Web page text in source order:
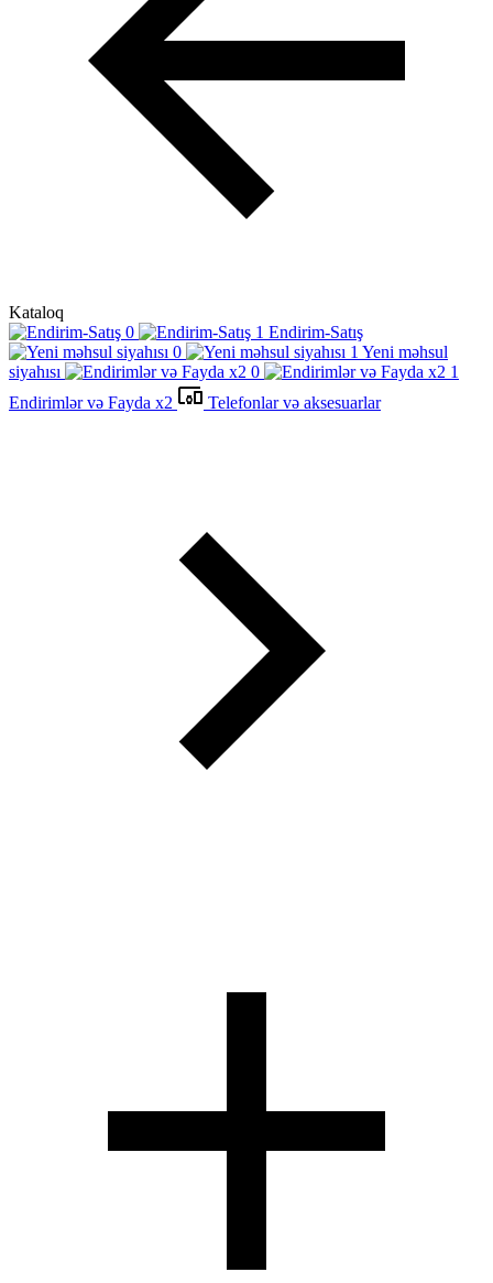
Kataloq
Endirim-Satış
Yeni məhsul
siyahısı
Endirimlər və Fayda x2
Telefonlar və aksesuarlar